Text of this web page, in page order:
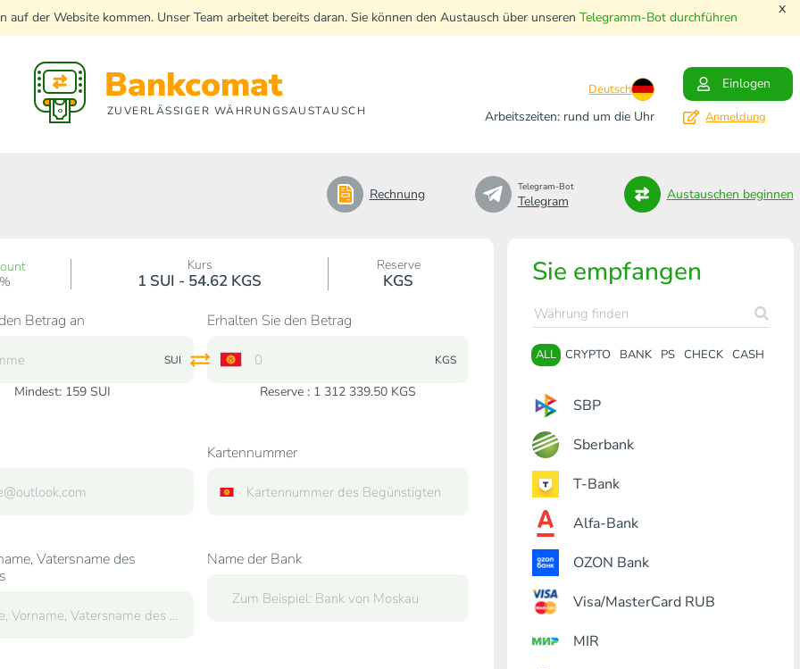
der Website kommen. Unser Team arbeitet bereits daran. Sie können den Austausch über unseren Telegramm-Bot durchführen x
Bankcomat
ZUVERLÄSSIGER WÄHRUNGSAUSTAUSCH
Deutsch
Einlogen
Arbeitszeiten: rund um die Uhr
Anmeldung
Rechnung Telegram-Bot
Telegram Austauschen beginnen
Sie empfangen
ALL CRYPTO BANK PS CHECK CASH
SBP
Sberbank
T-Bank
Alfa-Bank
OZON Bank
Visa/MasterCard RUB
MIR
Kurs
1 SUI - 54.62 KGS
Reserve
KGS
Betrag an
SUI
Mindest: 159 SUI
Erhalten Sie den Betrag
KGS
Reserve : 1 312 339.50 KGS
Kartennummer
Vatersname des
Name der Bank